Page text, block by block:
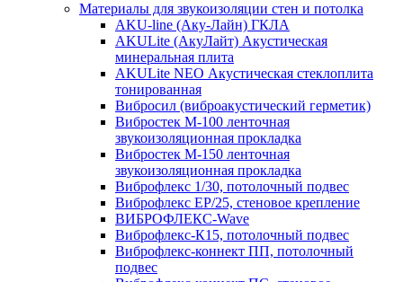
Материалы для звукоизоляции стен и потолка
AKU-line (Aку-Лайн) ГКЛА
AKULite (АкуЛайт) Акустическая
минеральная плита
AKULite NEO Акустическая стеклоплита
тонированная
Вибросил (виброакустический герметик)
Вибростек М-100 ленточная
звукоизоляционная прокладка
Вибростек М-150 ленточная
звукоизоляционная прокладка
Виброфлекс 1/30, потолочный подвес
Виброфлекс EP/25, стеновое крепление
ВИБРОФЛЕКС-Wave
Виброфлекс-К15, потолочный подвес
Виброфлекс-коннект ПП, потолочный
подвес